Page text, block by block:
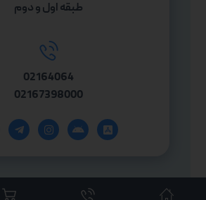
طبقه اول و دوم
02164064
02167398000